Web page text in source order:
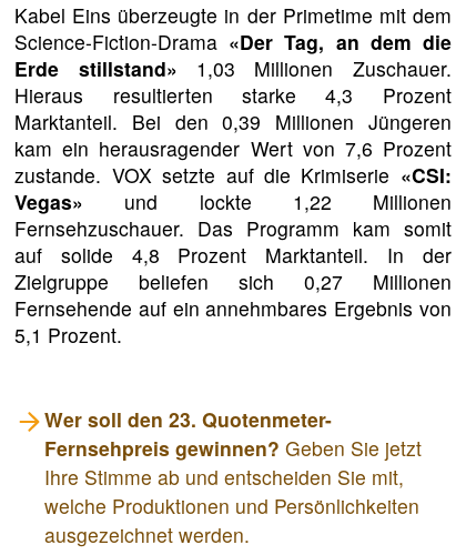
Kabel Eins überzeugte in der Primetime mit dem
Science-Fiction-Drama «Der Tag, an dem die
Erde stillstand» 1,03 Millionen Zuschauer.
Hieraus resultierten starke 4,3 Prozent
Marktanteil. Bei den 0,39 Millionen Jüngeren
kam ein herausragender Wert von 7,6 Prozent
zustande. VOX setzte auf die Krimiserie «CSI:
Vegas» und lockte 1,22 Millionen
Fernsehzuschauer. Das Programm kam somit
auf solide 4,8 Prozent Marktanteil. In der
Zielgruppe beliefen sich 0,27 Millionen
Fernsehende auf ein annehmbares Ergebnis von
5,1 Prozent.
Wer soll den 23. Quotenmeter-
Fernsehpreis gewinnen? Geben Sie jetzt
Ihre Stimme ab und entscheiden Sie mit,
welche Produktionen und Persönlichkeiten
ausgezeichnet werden.